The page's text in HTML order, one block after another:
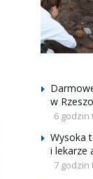
w
6 godzin
Wysoka
i lekarze
7 godzin